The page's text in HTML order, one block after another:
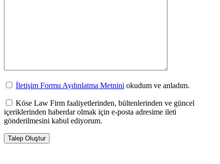
İletişim Formu Aydınlatma Metnini okudum ve anladım.
Köse Law Firm faaliyetlerinden, bültenlerinden ve güncel
içeriklerinden haberdar olmak için e-posta adresime ileti
gönderilmesini kabul ediyorum.